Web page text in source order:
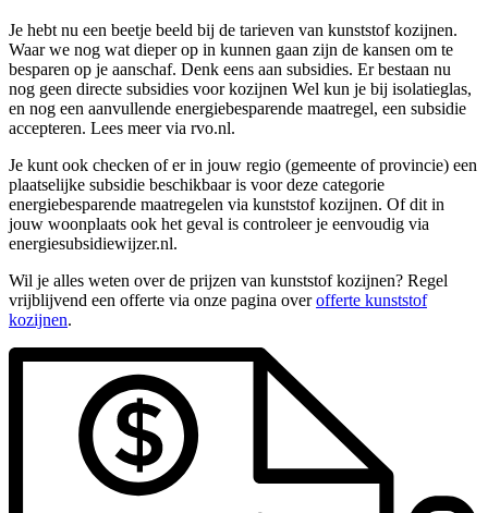
Je hebt nu een beetje beeld bij de tarieven van kunststof kozijnen.
Waar we nog wat dieper op in kunnen gaan zijn de kansen om te
besparen op je aanschaf. Denk eens aan subsidies. Er bestaan nu
nog geen directe subsidies voor kozijnen Wel kun je bij isolatieglas,
en nog een aanvullende energiebesparende maatregel, een subsidie
accepteren. Lees meer via rvo.nl.
Je kunt ook checken of er in jouw regio (gemeente of provincie) een
plaatselijke subsidie beschikbaar is voor deze categorie
energiebesparende maatregelen via kunststof kozijnen. Of dit in
jouw woonplaats ook het geval is controleer je eenvoudig via
energiesubsidiewijzer.nl.
Wil je alles weten over de prijzen van kunststof kozijnen? Regel
vrijblijvend een offerte via onze pagina overofferte kunststof
kozijnen.